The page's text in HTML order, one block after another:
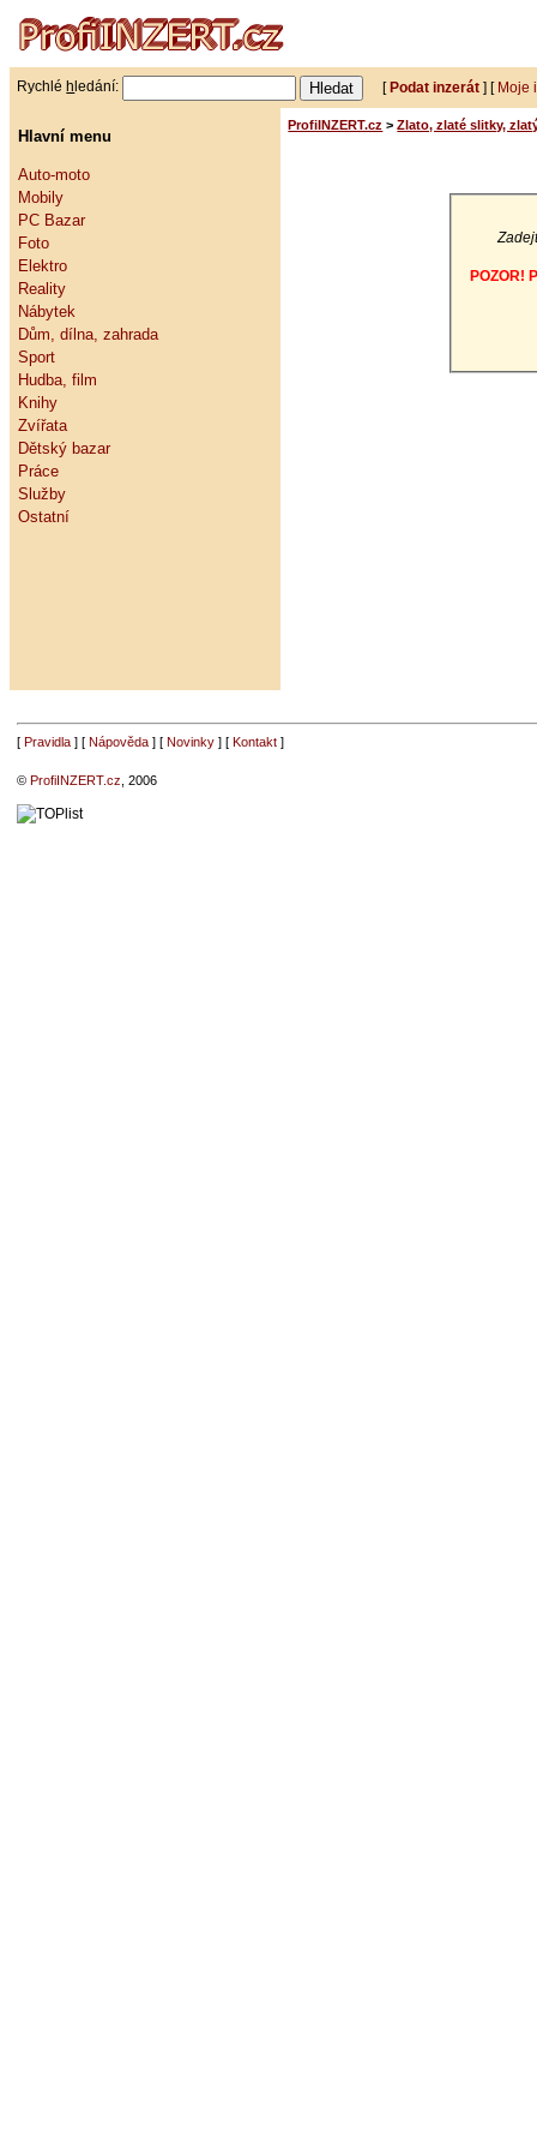
Rychlé h ledání: [Podat inzerát ] [ Moje
Hlavní menu
Auto-moto
Mobily
PC Bazar
Foto
Elektro
Reality
Nábytek
Dům, dílna, zahrada
Sport
Hudba, film
Knihy
Zvířata
Dětský bazar
Práce
Služby
Ostatní
ProfiINZERT.cz >Zlato, zlaté slitky,
POZOR!
[ Pravidla] [ Nápověda] [ Novinky] [ Kontakt]
© ProfiINZERT.cz , 2006